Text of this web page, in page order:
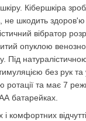
Кібершкіра
не шкодить
вібратор
опуклою
Під
без рук
ротації та має 7
батарейках.
комфортних